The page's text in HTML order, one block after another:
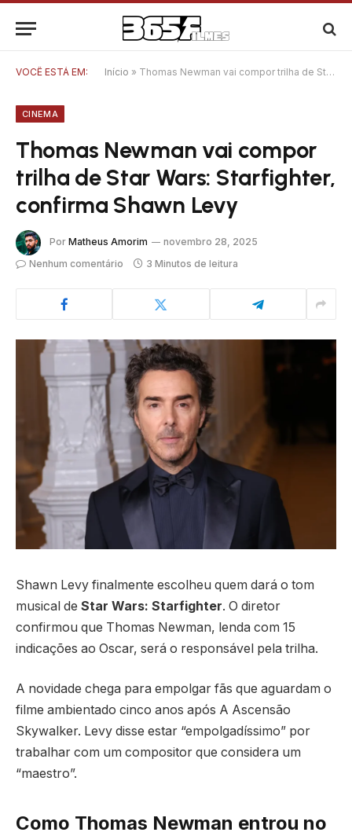
VOCÊ ESTÁ EM: Início » Thomas Newman vai compor trilha de Star Wars: Starfighter, confirma Shawn Levy
CINEMA
Thomas Newman vai compor
trilha de Star Wars: Starfighter,
confirma Shawn Levy
Por Matheus Amorim
novembro 28, 2025
Nenhum comentário
3 Minutos de leitura
Shawn Levy finalmente escolheu quem dará o tom
musical de Star Wars: Starfighter. O diretor
confirmou que Thomas Newman, lenda com 15
indicações ao Oscar, será o responsável pela trilha.
A novidade chega para empolgar fãs que aguardam o
filme ambientado cinco anos após A Ascensão
Skywalker. Levy disse estar “empolgadíssimo” por
trabalhar com um compositor que considera um
“maestro”.
Como Thomas Newman entrou no